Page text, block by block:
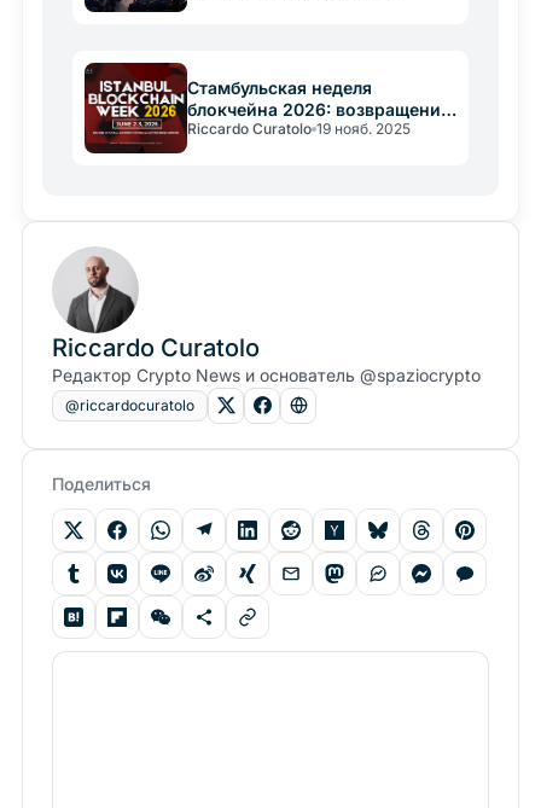
Стамбульская неделя
блокчейна 2026: возвращение
в июне
Riccardo Curatolo 19 нояб. 2025
Riccardo Curatolo
Редактор Crypto News и основатель @spaziocrypto
@riccardocuratolo
Поделиться